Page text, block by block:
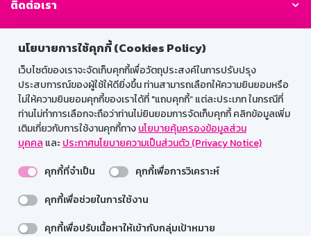
นโยบายการใช้คุกกี้ (Cookies Policy)
เว็บไซต์ของเราจะจัดเก็บคุกกี้เพื่อวัตถุประสงค์ในการปรับปรุง
ประสบการณ์ของผู้ใช้ให้ดียิ่งขึ้น ท่านสามารถเลือกให้ความยินยอมหรือ
ไม่ให้ความยินยอมคุกกี้ของเราได้ที่ "แถบคุกกี้” แต่ละประเภท ในกรณีที่
ท่านไม่ทำการเลือกจะถือว่าท่านไม่ยินยอมการจัดเก็บคุกกี้ คลิกข้อมูลเพิ่ม
เติมเกี่ยวกับการใช้งานคุกกี้ทางนโยบายคุ้มครองข้อมูลส่วน
บุคคล และประกาศนโยบายความเป็นส่วนตัว (Privacy Notice)
คุกกี้ที่จำเป็น
คุกกี้เพื่อการวิเคราะห์
คุกกี้เพื่อช่วยในการใช้งาน
คุกกี้เพื่อปรับเนื้อหาให้เข้ากับกลุ่มเป้าหมาย
ติดต่อเรา
GSB Society:
สำหรับพนักงาน
Web HR
GSB Wisdom
M-Search
เข้าสู่ระบบเน็ตเมล
รองรับการใช้งานได้ดีบนเว็บบราวเซอร์